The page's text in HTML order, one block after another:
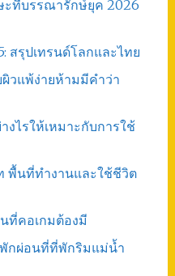
ะที่บรรณารักษ์ยุค 2026
สรุปเทรนด์โลกและไทย
วแพ้ง่ายห้ามมีคำว่า
งไรให้เหมาะกับการใช้
พื้นที่ทำงานและใช้ชีวิต
ที่คอเกมต้องมี
กผ่อนที่ที่พักริมแม่น้ำ